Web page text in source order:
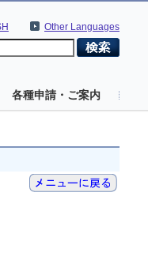
Other Languages
各種申請・ご案内